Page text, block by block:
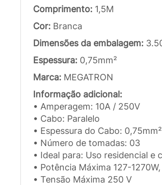
Comprimento: 1,5M
Cor: Branca
Dimensões da embalagem:
Espessura: 0,75mm²
Marca: MEGATRON
Informação adicional:
• Amperagem: 10A / 250V
• Cabo: Paralelo
• Espessura do Cabo: 0,75mm²
• Número de tomadas: 03
• Ideal para: Uso residencial e
• Potência Máxima 127-
• Tensão Máxima 250 V